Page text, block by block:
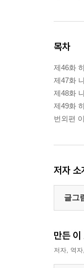
목차
제46화
제47화
제48화
제49화
번외편
저자 소
글그
만든 이
저자, 역